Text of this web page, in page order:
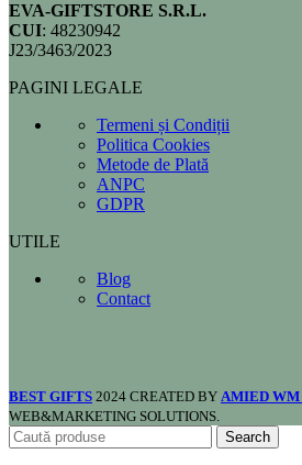
EVA-GIFTSTORE S.R.L.
CUI: 48230942
J23/3463/2023
PAGINI LEGALE
Termeni și Condiții
Politica Cookies
Metode de Plată
ANPC
GDPR
UTILE
Blog
Contact
BEST GIFTS 2024 CREATED BY AMIED WM
WEB&MARKETING SOLUTIONS.
Search